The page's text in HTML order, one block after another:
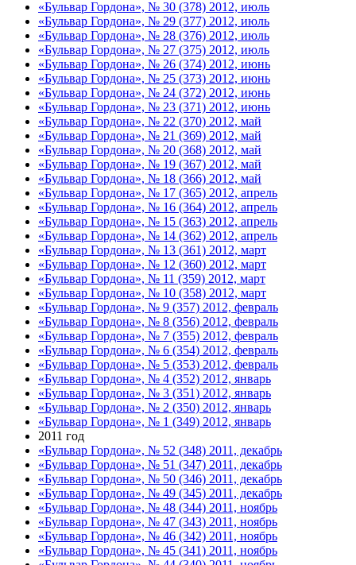
«Бульвар Гордона», № 30 (378) 2012, июль
«Бульвар Гордона», № 29 (377) 2012, июль
«Бульвар Гордона», № 28 (376) 2012, июль
«Бульвар Гордона», № 27 (375) 2012, июль
«Бульвар Гордона», № 26 (374) 2012, июнь
«Бульвар Гордона», № 25 (373) 2012, июнь
«Бульвар Гордона», № 24 (372) 2012, июнь
«Бульвар Гордона», № 23 (371) 2012, июнь
«Бульвар Гордона», № 22 (370) 2012, май
«Бульвар Гордона», № 21 (369) 2012, май
«Бульвар Гордона», № 20 (368) 2012, май
«Бульвар Гордона», № 19 (367) 2012, май
«Бульвар Гордона», № 18 (366) 2012, май
«Бульвар Гордона», № 17 (365) 2012, апрель
«Бульвар Гордона», № 16 (364) 2012, апрель
«Бульвар Гордона», № 15 (363) 2012, апрель
«Бульвар Гордона», № 14 (362) 2012, апрель
«Бульвар Гордона», № 13 (361) 2012, март
«Бульвар Гордона», № 12 (360) 2012, март
«Бульвар Гордона», № 11 (359) 2012, март
«Бульвар Гордона», № 10 (358) 2012, март
«Бульвар Гордона», № 9 (357) 2012, февраль
«Бульвар Гордона», № 8 (356) 2012, февраль
«Бульвар Гордона», № 7 (355) 2012, февраль
«Бульвар Гордона», № 6 (354) 2012, февраль
«Бульвар Гордона», № 5 (353) 2012, февраль
«Бульвар Гордона», № 4 (352) 2012, январь
«Бульвар Гордона», № 3 (351) 2012, январь
«Бульвар Гордона», № 2 (350) 2012, январь
«Бульвар Гордона», № 1 (349) 2012, январь
2011 год
«Бульвар Гордона», № 52 (348) 2011, декабрь
«Бульвар Гордона», № 51 (347) 2011, декабрь
«Бульвар Гордона», № 50 (346) 2011, декабрь
«Бульвар Гордона», № 49 (345) 2011, декабрь
«Бульвар Гордона», № 48 (344) 2011, ноябрь
«Бульвар Гордона», № 47 (343) 2011, ноябрь
«Бульвар Гордона», № 46 (342) 2011, ноябрь
«Бульвар Гордона», № 45 (341) 2011, ноябрь